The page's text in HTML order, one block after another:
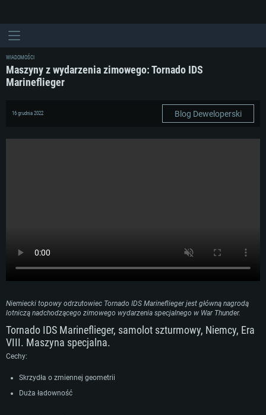
WIADOMOŚCI
Maszyny z wydarzenia zimowego: Tornado IDS
Marineflieger
16 grudnia 2022 Blog Deweloperski
Niemiecki topowy odrzutowiec Tornado IDS Marineflieger jest główną nagrodą
lotniczą nadchodzącego zimowego wydarzenia specjalnego w War Thunder.
Tornado IDS Marineflieger, samolot szturmowy, Niemcy, Era
VIII. Maszyna specjalna.
Cechy:
Skrzydła o zmiennej geometrii
Duża ładowność